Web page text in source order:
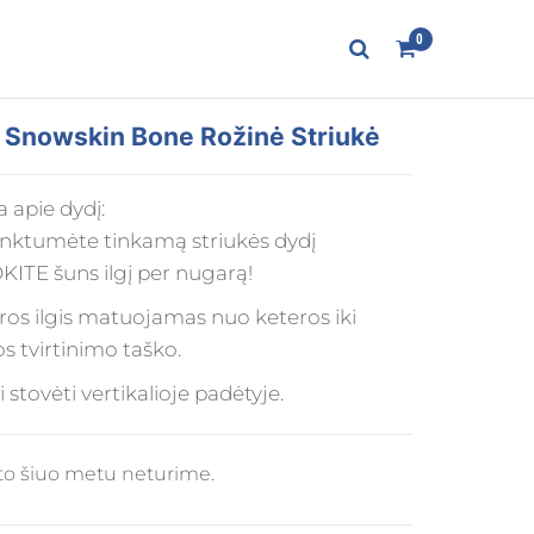
0
Snowskin Bone Rožinė Striukė
apie dydį:
tinkamą striukės dydį
šuns ilgį per nugarą!
ilgis matuojamas nuo keteros iki
tvirtinimo taško.
stovėti vertikalioje padėtyje.
šiuo metu neturime.